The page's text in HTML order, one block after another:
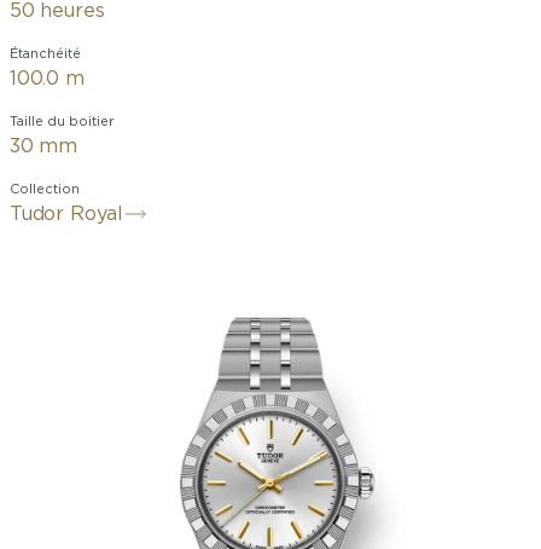
50 heures
Étanchéité
100.0 m
Taille du boitier
30 mm
Collection
Tudor Royal
Manufacture MT5201 (COSC)
argenté, index appliqués de type bâton